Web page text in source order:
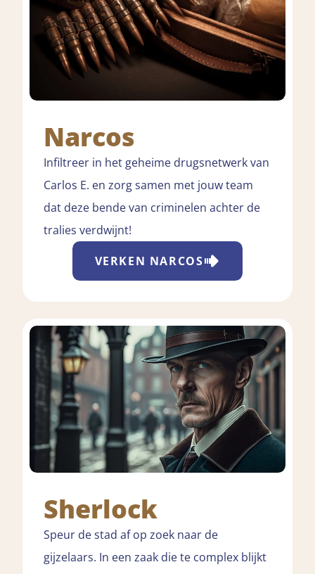
Narcos
Infiltreer in het geheime drugsnetwerk van
Carlos E. en zorg samen met jouw team
dat deze bende van criminelen achter de
tralies verdwijnt!
VERKEN NARCOS
Sherlock
Speur de stad af op zoek naar de
gijzelaars. In een zaak die te complex blijkt